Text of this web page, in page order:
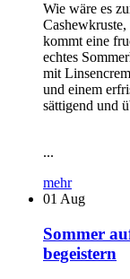
Wie wäre es
kommt eine
echtes
mit
und einem
sättigend und
...
mehr
01 Aug
Sommer
begeistern